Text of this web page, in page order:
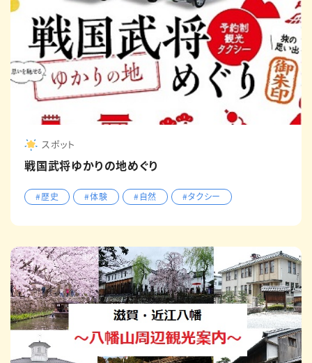
スポット
戦国武将ゆかりの地めぐり
#歴史 #体験 #自然 #タクシー